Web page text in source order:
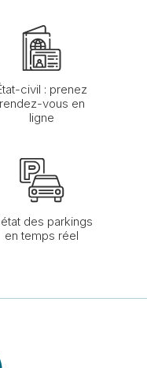
civil : prenez
rendez-vous en
ligne
des parkings
en temps réel